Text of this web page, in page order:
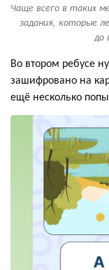
Чаще всего в таких
задания, которые
до
Во втором ребусе
зашифровано на
ещё несколько